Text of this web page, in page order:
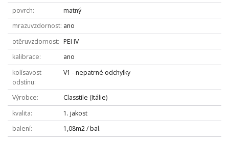
povrch
matný
mrazuvzdornost ano
otěruvzdornost
PEI IV
kalibrace
ano
kolísavost
odstínu
V1 - nepatrné odchylky
Výrobce
Classtile (Itálie)
kvalita
1. jakost
balení
1,08m2 / bal.